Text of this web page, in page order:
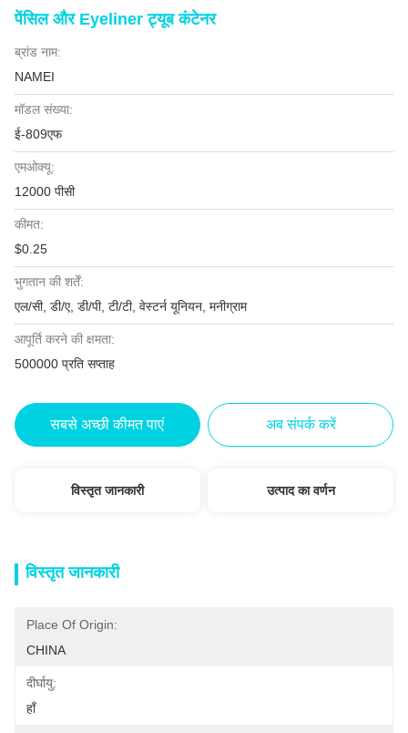
पेंसिल और Eyeliner ट्यूब कंटेनर
ब्रांड नाम:
NAMEI
मॉडल संख्या:
ई-809एफ
एमओक्यू:
12000 पीसी
कीमत:
$0.25
भुगतान की शर्तें:
एल/सी, डी/ए, डी/पी, टी/टी, वेस्टर्न यूनियन, मनीग्राम
आपूर्ति करने की क्षमता:
500000 प्रति सप्ताह
सबसे अच्छी कीमत पाएं अब संपर्क करें
विस्तृत जानकारी उत्पाद का वर्णन
विस्तृत जानकारी
Place Of Origin:
CHINA
दीर्घायु:
हाँ